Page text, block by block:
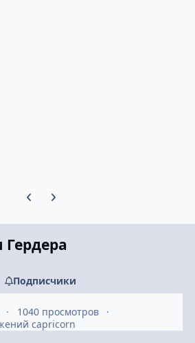
Предыдущий слайд карусели
Следующий слайд карусели
Гердера
Подписчики
1040 просмотров
capricorn